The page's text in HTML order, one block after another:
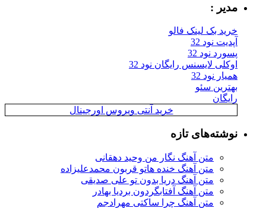
مدیر :
خرید بک لینک فالو
آپدیت نود 32
پسورد نود 32
اوکلی لایسنس رایگان نود 32
همیار نود 32
بهترین سئو
رایگان
خرید آنتی ویروس اورجینال
نوشته‌های تازه
متن آهنگ نگار من وحید دهقانی
متن آهنگ خنده هاتو قربون محمدعلیزاده
متن آهنگ دریا بدون تو علی صدیقی
متن آهنگ آفتابگردون بردیا بهادر
متن آهنگ چرا ساکتی مهرادجم